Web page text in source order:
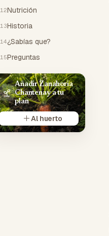
12Nutrición
13Historia
14¿Sabías que?
15Preguntas
Añadir Zanahoria
Chantenay a tu
plan
Al huerto